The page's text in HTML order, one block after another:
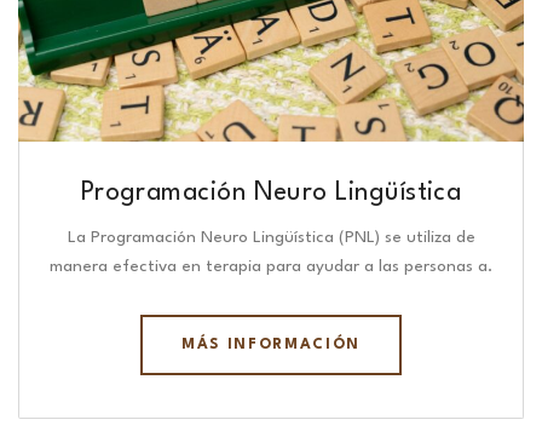
Programación Neuro Lingüística​
La Programación Neuro Lingüística (PNL) se utiliza de
manera efectiva en terapia para ayudar a las personas a.
MÁS INFORMACIÓN